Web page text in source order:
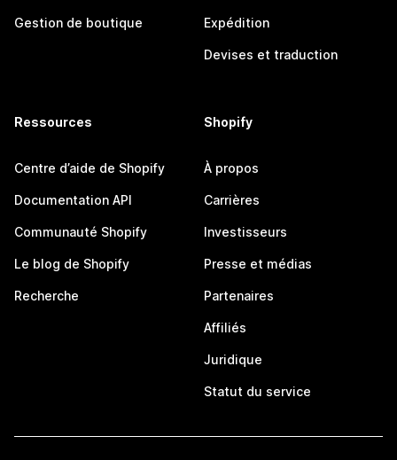
Gestion de boutique Expédition
Devises et traduction
Ressources
Centre d’aide de Shopify
Documentation API
Communauté Shopify
Le blog de Shopify
Recherche
Shopify
À propos
Carrières
Investisseurs
Presse et médias
Partenaires
Affiliés
Juridique
Statut du service